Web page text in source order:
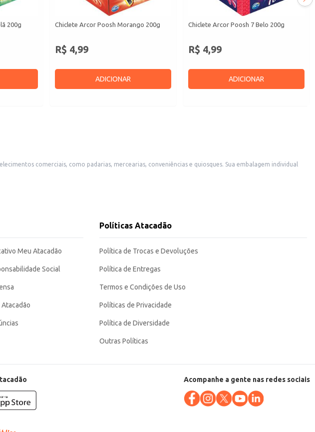
200g Chiclete Arcor Poosh Morango 200g
R$ 4,99
ADICIONAR
Chiclete Arcor Poosh 7 Belo 200g
R$ 4,99
ADICIONAR
como padarias, mercearias, conveniências e quiosques. Sua embalagem individual
Meu Atacadão
Social
Políticas Atacadão
Política de Trocas e Devoluções
Política de Entregas
Termos e Condições de Uso
Políticas de Privacidade
Política de Diversidade
Outras Políticas
Acompanhe a gente nas redes sociais